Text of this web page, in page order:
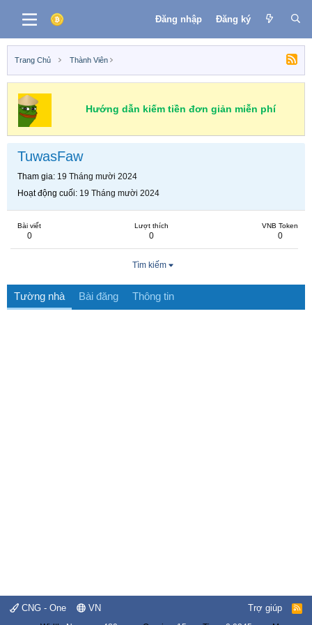
Đăng nhập Đăng ký
Trang Chủ Thành Viên
Hướng dẫn kiếm tiền đơn giản miễn phí
TuwasFaw
Tham gia 19 Tháng mười 2024
Hoạt động cuối 19 Tháng mười 2024
Bài viết
0
Lượt thích
0
VNB Token
0
Tìm kiếm
Tường nhà Bài đăng Thông tin
CNG - One VN Trợ giúp
R